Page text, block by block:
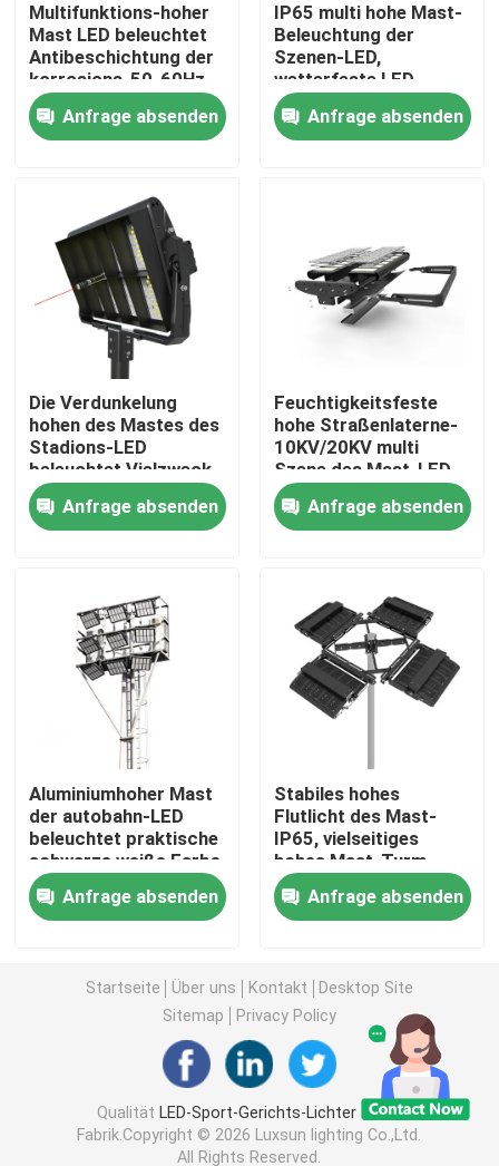
Heim
Produkte
ÜBER US
Fabrik-Ausflug
Fordern Sie ein Zitat
LED-Sport-Gerichts-Lichter
Flut-Licht LED im Freien
DMX-Flut-Licht
Tennisplatz-Flutlichter
LED-Straßenlaterneim Freien
Hohe Mast-Lichter LED
hohes Buchtlicht UFO
Lineare hohe Bucht-Lichter LED
Multifunktions-hoher
Mast LED beleuchtet
Antibeschichtung der
korrosions-50-60Hz
Anfrage absenden
IP65 multi hohe Mast-
Beleuchtung der
Szenen-LED,
wetterfeste LED-
Flutlicht-
Befestigungen
Anfrage absenden
Die Verdunkelung
hohen des Mastes des
Stadions-LED
beleuchtet Vielzweck-
Wechselstrom 100-
227VAnfrage absenden
Feuchtigkeitsfeste
hohe Straßenlaterne-
10KV/20KV multi
Szene des Mast-LED
Anfrage absenden
Aluminiumhoher Mast
der autobahn-LED
beleuchtet praktische
schwarze weiße Farbe
Anfrage absenden
Stabiles hohes
Flutlicht des Mast-
IP65, vielseitiges
hohes Mast-Turm-
Licht
Anfrage absenden
Startseite Über uns Kontakt
Desktop Site
Sitemap
Privacy Policy
Qualität LED-Sport-Gerichts-Lichter China
Fabrik.Copyright © 2026 Luxsun lighting Co.,Ltd.
All Rights Reserved.